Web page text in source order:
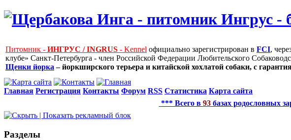
Питомник - ИНГРУС / INGRUS - Kennel официально зарегистрирован в FCI,
клубе» Санкт-Петербурга - член Российской Федерации Любительского
Щенки йорка – йоркширского терьера и китайской хохлатой собаки, с
Главная Регистрация Контакты Форум RSS Статистика Карта сайта
*** Всего в 93базах родословных
Рaзделы